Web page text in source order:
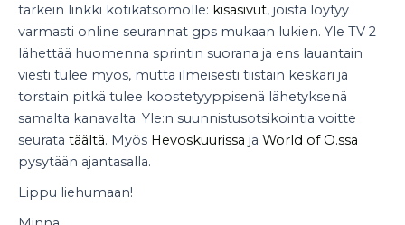
tärkein linkki kotikatsomolle: kisasivut, joista löytyy
varmasti online seurannat gps mukaan lukien. Yle TV 2
lähettää huomenna sprintin suorana ja ens lauantain
viesti tulee myös, mutta ilmeisesti tiistain keskari ja
torstain pitkä tulee koostetyyppisenä lähetyksenä
samalta kanavalta. Yle:n suunnistusotsikointia voitte
seurata täältä. Myös Hevoskuurissa ja World of O.ssa
pysytään ajantasalla.
Lippu liehumaan!